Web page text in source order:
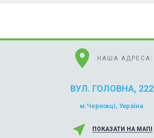
location_on НАША АДРЕСА:
ВУЛ. ГОЛОВНА, 222
м.Чернівці, Україна
near_me ПОКАЗАТИ НА МАПІ